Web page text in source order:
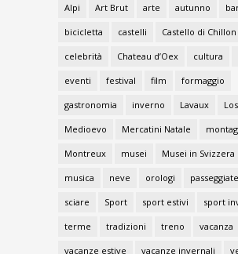
Alpi Art Brut arte autunno
bicicletta castelli Castello di Chillon
celebrità Chateau d’Oex cultura
eventi festival film formaggio
gastronomia inverno Lavaux
Medioevo Mercatini Natale
Montreux musei Musei in Svizzera
musica neve orologi passeggiate
sciare Sport sport estivi sport
terme tradizioni treno vacanza
vacanze estive vacanze invernali